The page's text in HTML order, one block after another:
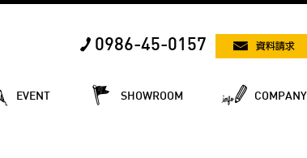
0986-45-0157
EVENT SHOWROOM COMPANY